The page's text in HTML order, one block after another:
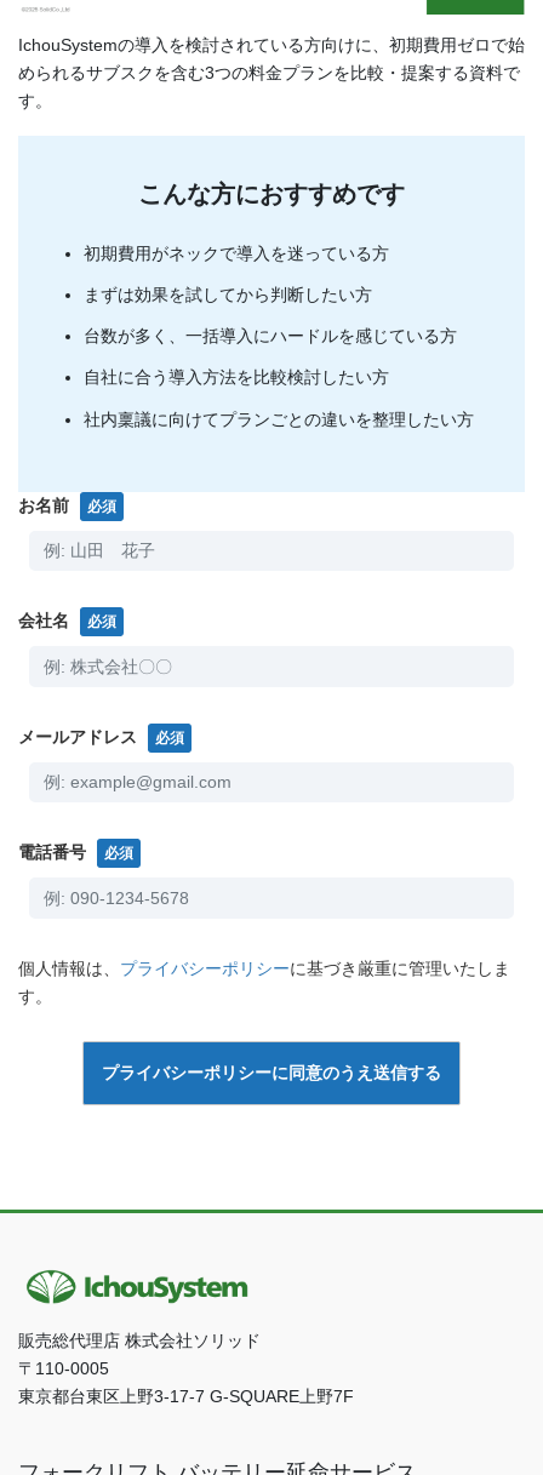
IchouSystemの導入を検討されている方向けに、初期費用ゼロで始
められるサブスクを含む3つの料金プランを比較・提案する資料で
す。
こんな方におすすめです
初期費用がネックで導入を迷っている方
まずは効果を試してから判断したい方
台数が多く、一括導入にハードルを感じている方
自社に合う導入方法を比較検討したい方
社内稟議に向けてプランごとの違いを整理したい方
お名前 必須
会社名 必須
メールアドレス 必須
電話番号 必須
個人情報は、 プライバシーポリシーに基づき厳重に管理いたしま
す。
販売総代理店 株式会社ソリッド
〒110-0005
東京都台東区上野3-17-7 G-SQUARE上野7F